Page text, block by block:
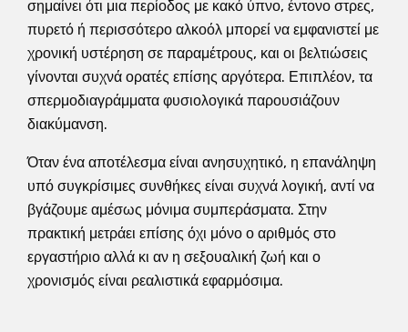
σημαίνει ότι μια περίοδος με κακό ύπνο, έντονο στρες,
πυρετό ή περισσότερο αλκοόλ μπορεί να εμφανιστεί με
χρονική υστέρηση σε παραμέτρους, και οι βελτιώσεις
γίνονται συχνά ορατές επίσης αργότερα. Επιπλέον, τα
σπερμοδιαγράμματα φυσιολογικά παρουσιάζουν
διακύμανση.
Όταν ένα αποτέλεσμα είναι ανησυχητικό, η επανάληψη
υπό συγκρίσιμες συνθήκες είναι συχνά λογική, αντί να
βγάζουμε αμέσως μόνιμα συμπεράσματα. Στην
πρακτική μετράει επίσης όχι μόνο ο αριθμός στο
εργαστήριο αλλά κι αν η σεξουαλική ζωή και ο
χρονισμός είναι ρεαλιστικά εφαρμόσιμα.